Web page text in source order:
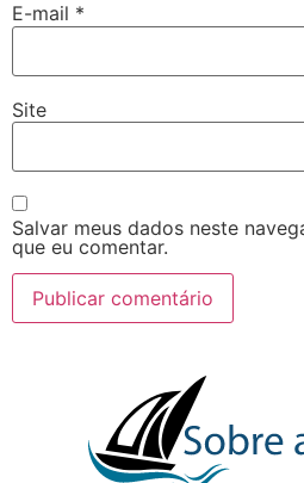
E-mail *
Site
Salvar meus dados neste
que eu comentar.